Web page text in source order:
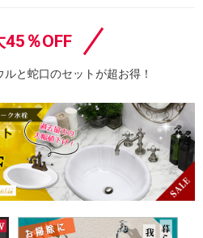
45％OFF
と蛇口のセットが超お得！